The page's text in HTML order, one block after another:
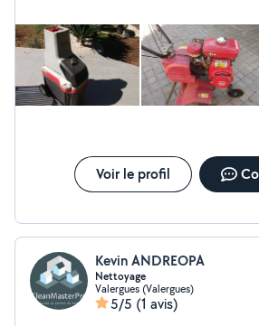
Voir le profil
Kevin ANDREOPA
Nettoyage
Valergues (Valergues)
5/5 (1 avis)